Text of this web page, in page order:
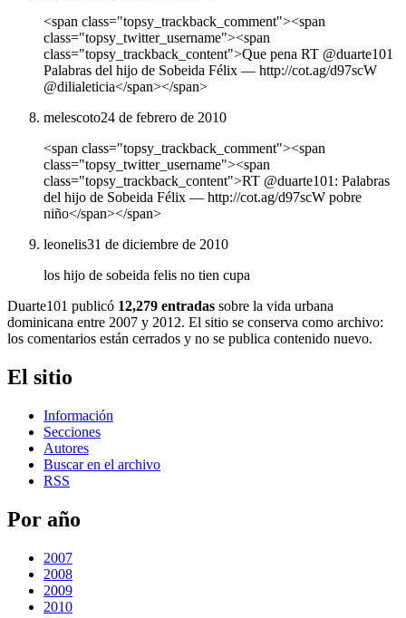
<span class="topsy_trackback_comment"><span
class="topsy_twitter_username"><span
class="topsy_trackback_content">Que pena RT @duarte101
Palabras del hijo de Sobeida Félix ― http://cot.ag/d97scW
@dilialeticia</span></span>
melescoto24 de febrero de 2010
<span class="topsy_trackback_comment"><span
class="topsy_twitter_username"><span
class="topsy_trackback_content">RT @duarte101: Palabras
del hijo de Sobeida Félix ― http://cot.ag/d97scW pobre
niño</span></span>
leonelis31 de diciembre de 2010
los hijo de sobeida felis no tien cupa
Duarte101 publicó 12,279 entradas sobre la vida urbana
dominicana entre 2007 y 2012. El sitio se conserva como archivo:
los comentarios están cerrados y no se publica contenido nuevo.
El sitio
Información
Secciones
Autores
Buscar en el archivo
RSS
Por año
2007
2008
2009
2010